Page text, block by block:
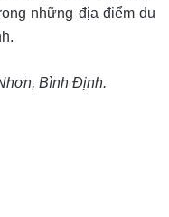
những địa điểm du
Bình Định.